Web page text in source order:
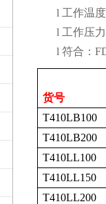
l 工作温度
l 工作压力
l 符合：
货号
T410LB100
T410LB200
T410LL100
T410LL150
T410LL200